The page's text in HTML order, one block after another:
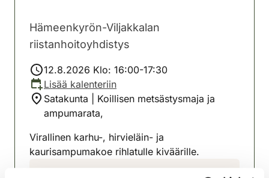
Hämeenkyrön-Viljakkalan
riistanhoitoyhdistys
12.8.2026 Klo: 16:00-17:30
Lisää kalenteriin
Satakunta | Koillisen metsästysmaja ja
ampumarata,
Virallinen karhu-, hirvieläin- ja
kaurisampumakoe rihlatulle kiväärille.